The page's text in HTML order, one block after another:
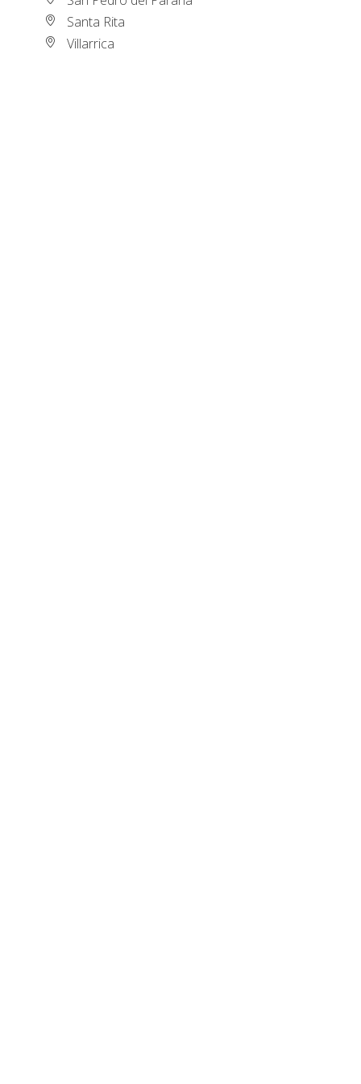
Santa Rita
Villarrica